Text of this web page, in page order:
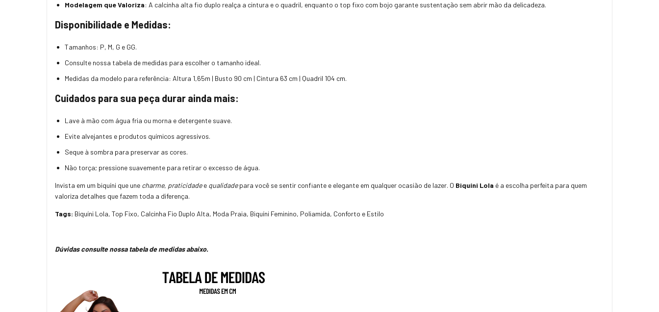
Modelagem que Valoriza: A calcinha alta fio duplo realça a cintura e o quadril, enquanto o top fixo com bojo garante sustentação sem abrir mão da delicadeza.
Disponibilidade e Medidas:
Tamanhos: P, M, G e GG.
Consulte nossa tabela de medidas para escolher o tamanho ideal.
Medidas da modelo para referência: Altura 1,65m | Busto 90 cm | Cintura 63 cm | Quadril 104 cm.
Cuidados para sua peça durar ainda mais:
Lave à mão com água fria ou morna e detergente suave.
Evite alvejantes e produtos químicos agressivos.
Seque à sombra para preservar as cores.
Não torça; pressione suavemente para retirar o excesso de água.
Invista em um biquíni que une charme, praticidadee qualidadepara você se sentir confiante e elegante em qualquer ocasião de lazer. O Biquíni Lola é a escolha perfeita para quem
valoriza detalhes que fazem toda a diferença.
Tags: Biquíni Lola, Top Fixo, Calcinha Fio Duplo Alta, Moda Praia, Biquíni Feminino, Poliamida, Conforto e Estilo
Dúvidas consulte nossa tabela de medidas abaixo.